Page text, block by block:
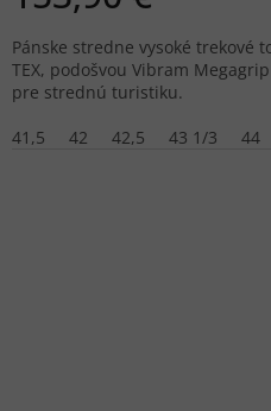
Pánske stredne vysoké trekové
TEX, podošvou Vibram
pre strednú turistiku.
41,5
42 42,5 43 1/3 44